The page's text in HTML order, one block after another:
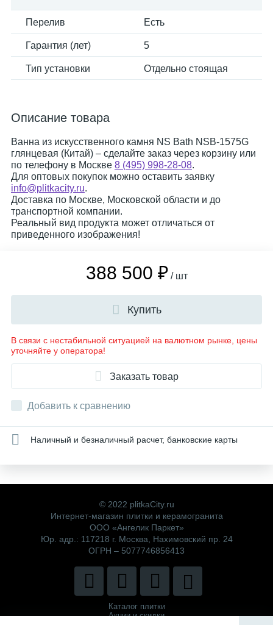
Перелив Есть
Гарантия (лет) 5
Тип установки Отдельно стоящая
Описание товара
Ванна из искусственного камня NS Bath NSB-1575G
глянцевая (Китай) – сделайте заказ через корзину или
по телефону в Москве 8 (495) 998-28-08.
Для оптовых покупок можно оставить заявку
info@plitkacity.ru.
Доставка по Москве, Московской области и до
транспортной компании.
Реальный вид продукта может отличаться от
приведенного изображения!
388 500 ₽ / шт
Купить
В связи с нестабильной ситуацией на валютном рынке, цены
уточняйте у оператора!
Заказать товар
Добавить к сравнению
Наличный и безналичный расчет, банковские карты
© 2022 plitkaCity.ru
Интернет-магазин плитки и керамогранита
ООО «Ангелик Паркет»
Юр. адр.: 117218 г. Москва, Нахимовский пр. 24
ОГРН – 5077746856413
Каталог плитки
Акции и скидки